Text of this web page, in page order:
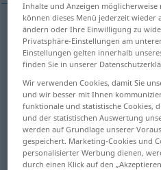
run verkehrenvon Fahrzeug
Beispiele
in (DAT)etwasverkehren<h>
Inhalte und Anzeigen
können dieses Menü jederzeit
ändern oder Ihre Einwilligung zu
Privatsphäre-Einstellungen am
Einstellungen gelten innerhalb
finden Sie in unserer
Wir verwenden Cookies, damit Sie
und wir besser mit Ihnen
funktionale und statistische Cookies,
und der statistischen Auswertung
werden auf Grundlage unserer
gespeichert. Marketing-Cookies und
personalisierter Werbung dienen,
durch einen Klick auf den